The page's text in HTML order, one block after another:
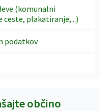
(komunalni
ceste, plakatiranje,...)
podatkov
občino